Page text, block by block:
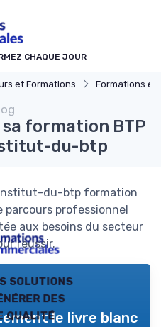
CHAQUE JOUR
et Formations Formations en
formation BTP
du-btp
du-btp formation
professionnel
aux besoins du secteur
réussir.
solutions
des
qualitéle livre blanc